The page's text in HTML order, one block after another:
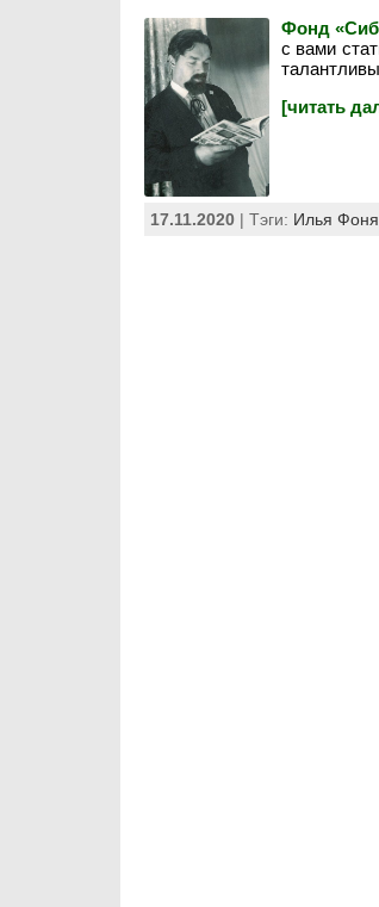
Фонд
с вами
[читать
17.11.2020| Тэги: Илья